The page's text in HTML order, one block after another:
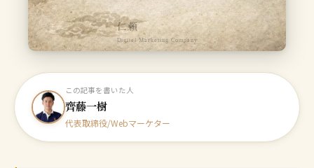
仁頼
Digital Marketing Company
この記事を書いた人
齊藤一樹
代表取締役/Webマーケター